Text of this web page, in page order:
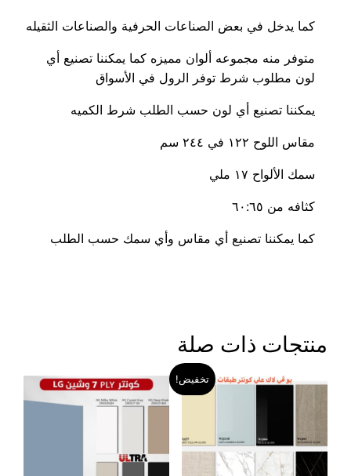
كما يدخل في بعض الصناعات الحرفية والصناعات الثقيله
متوفر منه مجموعه ألوان مميزه كما يمكننا تصنيع أي
لون مطلوب شرط توفر الرول في الأسواق
يمكننا تصنيع أي لون حسب الطلب شرط الكميه
مقاس اللوح ١٢٢ في ٢٤٤ سم
سمك الألواح ١٧ ملي
كثافه من ٦٠:٦٥
كما يمكننا تصنيع أي مقاس وأي سمك حسب الطلب
منتجات ذات صلة
تخفيض!